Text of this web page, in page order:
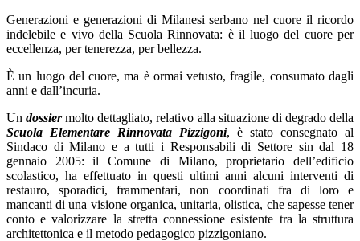
Generazioni e generazioni di Milanesi serbano nel cuore il ricordo
indelebile e vivo della Scuola Rinnovata: è il luogo del cuore per
eccellenza, per tenerezza, per bellezza.
È un luogo del cuore, ma è ormai vetusto, fragile, consumato dagli
anni e dall’incuria.
Undossiermolto dettagliato, relativo alla situazione di degrado della
Scuola Elementare Rinnovata Pizzigoni, è stato consegnato al
Sindaco di Milano e a tutti i Responsabili di Settore sin dal 18
gennaio 2005: il Comune di Milano, proprietario dell’edificio
scolastico, ha effettuato in questi ultimi anni alcuni interventi di
restauro, sporadici, frammentari, non coordinati fra di loro e
mancanti di una visione organica, unitaria, olistica, che sapesse tener
conto e valorizzare la stretta connessione esistente tra la struttura
architettonica e il metodo pedagogico pizzigoniano.